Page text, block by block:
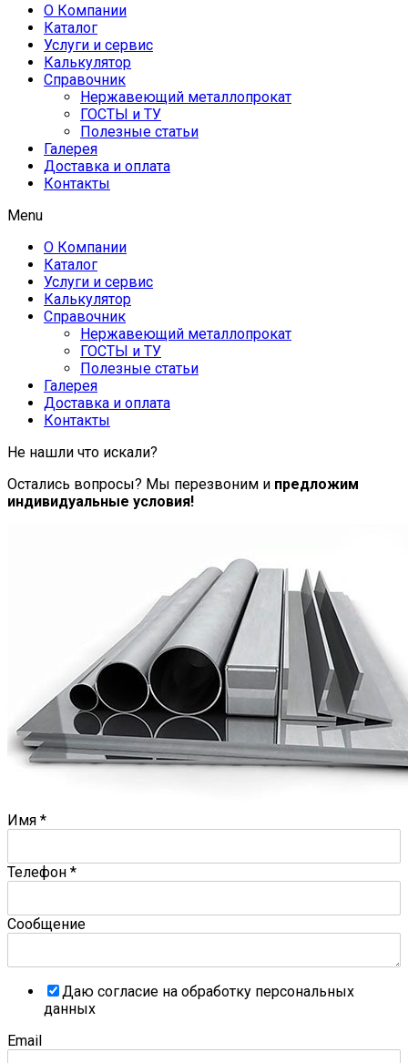
О Компании
Каталог
Услуги и сервис
Калькулятор
Справочник
Нержавеющий металлопрокат
ГОСТЫ и ТУ
Полезные статьи
Галерея
Доставка и оплата
Контакты
Menu
О Компании
Каталог
Услуги и сервис
Калькулятор
Справочник
Нержавеющий металлопрокат
ГОСТЫ и ТУ
Полезные статьи
Галерея
Доставка и оплата
Контакты
Не нашли что искали?
Остались вопросы? Мы перезвоним и предложим
индивидуальные условия!
Имя *
Телефон *
Сообщение
Даю согласие на обработку персональных
данных
Email